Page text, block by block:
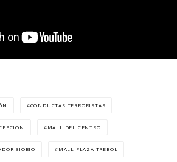
CONDUCTAS TERRORISTAS
MALL DEL CENTRO
BIOBÍO MALL PLAZA TRÉBOL